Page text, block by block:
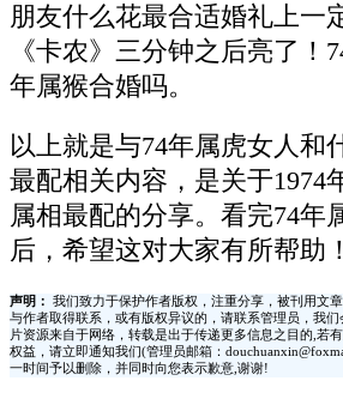
朋友什么花最合适婚礼上一
《卡农》三分钟之后亮了！
年属猴合婚吗。
以上就是与74年属虎女人和
最配相关内容，是关于1974
属相最配的分享。看完74年
后，希望这对大家有所帮助！
声明：
我们致力于保护作者版权，注重分享，被刊用文
与作者取得联系，或有版权异议的，请联系管理员，我
片资源来自于网络，转载是出于传递更多信息之目的,若
权益，请立即通知我们(管理员邮箱：
一时间予以删除，并同时向您表示歉意,谢谢!